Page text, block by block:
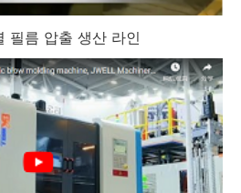
필름 압출 생산 라인